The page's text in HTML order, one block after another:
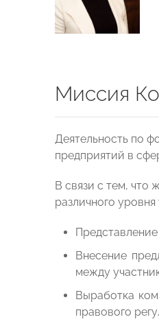
Миссия
Деятельность по
предприятий в
В связи с тем, что
различного
Внесение
между
Выработка
правового